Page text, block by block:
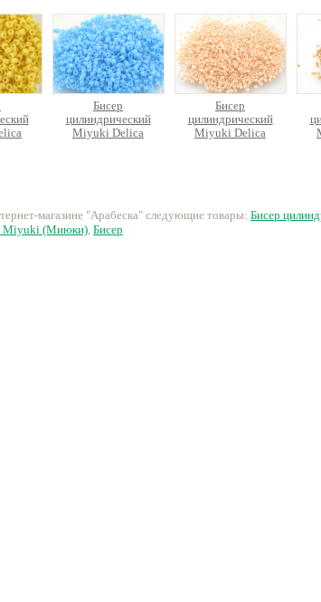
Бисер
цилиндрический
Miyuki Delica
Бисер
цилиндрический
Miyuki Delica
магазине "Арабеска" следующие товары: Бисер
Miyuki (Миюки), Бисер